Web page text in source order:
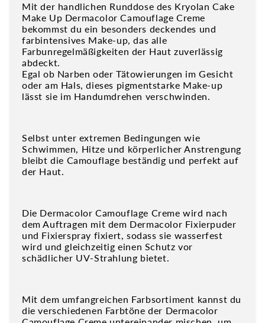
Mit der handlichen Runddose des Kryolan Cake
Make Up Dermacolor Camouflage Creme
bekommst du ein besonders deckendes und
farbintensives Make-up, das alle
Farbunregelmäßigkeiten der Haut zuverlässig
abdeckt.
Egal ob Narben oder Tätowierungen im Gesicht
oder am Hals, dieses pigmentstarke Make-up
lässt sie im Handumdrehen verschwinden.
Selbst unter extremen Bedingungen wie
Schwimmen, Hitze und körperlicher Anstrengung
bleibt die Camouflage beständig und perfekt auf
der Haut.
Die Dermacolor Camouflage Creme wird nach
dem Auftragen mit dem Dermacolor Fixierpuder
und Fixierspray fixiert, sodass sie wasserfest
wird und gleichzeitig einen Schutz vor
schädlicher UV-Strahlung bietet.
Mit dem umfangreichen Farbsortiment kannst du
die verschiedenen Farbtöne der Dermacolor